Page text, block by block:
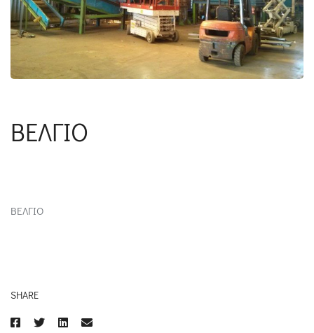
BEΛΓΙΟ
BEΛΓΙΟ
SHARE